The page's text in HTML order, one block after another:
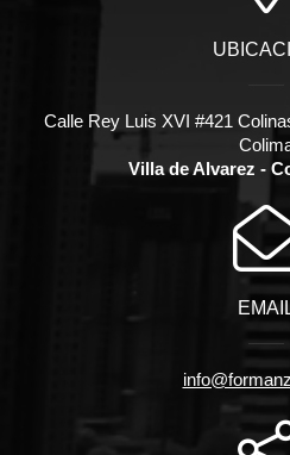
Calle Rey Luis XVI #421
Villa de Alvarez -